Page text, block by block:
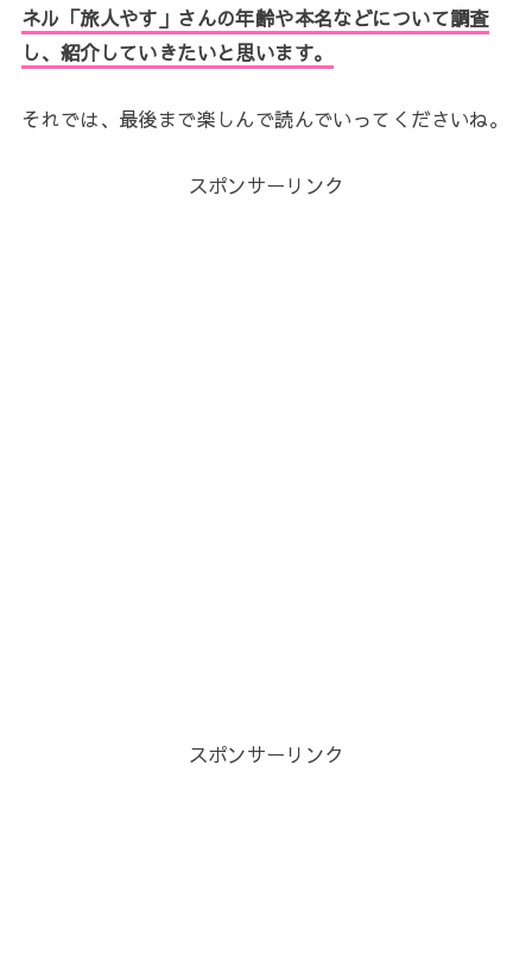
ネル「旅人やす」さんの年齢や本名などについて調査
し、紹介していきたいと思います。
それでは、最後まで楽しんで読んでいってくださいね。
スポンサーリンク
スポンサーリンク